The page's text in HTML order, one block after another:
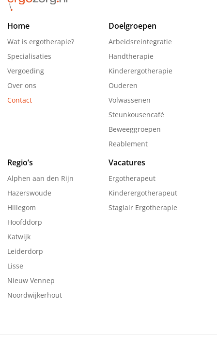
Home
Wat is ergotherapie?
Specialisaties
Vergoeding
Over ons
Contact
Doelgroepen
Arbeidsreintegratie
Handtherapie
Kinderergotherapie
Ouderen
Volwassenen
Steunkousencafé
Beweeggroepen
Reablement
Regio’s
Alphen aan den Rijn
Hazerswoude
Hillegom
Hoofddorp
Katwijk
Leiderdorp
Lisse
Nieuw Vennep
Noordwijkerhout
Vacatures
Ergotherapeut
Kinderergotherapeut
Stagiair Ergotherapie